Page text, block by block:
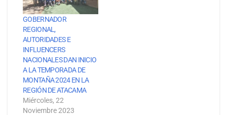
GOBERNADOR
REGIONAL,
AUTORIDADES E
INFLUENCERS
NACIONALES DAN INICIO
A LA TEMPORADA DE
MONTAÑA 2024 EN LA
REGIÓN DE ATACAMA
Miércoles, 22
Noviembre 2023